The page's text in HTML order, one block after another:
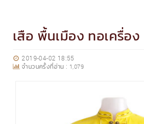
เสือ พื้นเมือง ทอเครื่อง
2019-04-02 18:55
จำนวนครั้งที่อ่าน : 1,079